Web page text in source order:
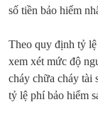
số tiền bảo hiểm
Theo quy định tỷ
xem xét mức độ
cháy chữa cháy tài
tỷ lệ phí bảo hiểm